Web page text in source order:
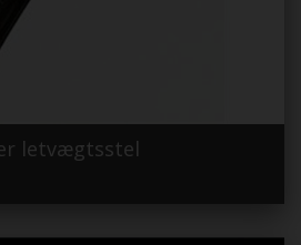
letvægtsstel